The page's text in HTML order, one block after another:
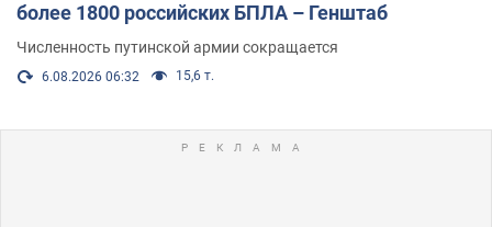
более 1800 российских БПЛА – Генштаб
Численность путинской армии сокращается
6.08.2026 06:32 15,6 т.